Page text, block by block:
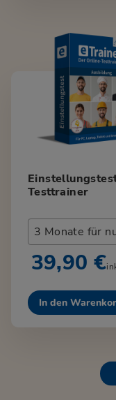
Testtrainer
3 Monate für
39,90 €
In den